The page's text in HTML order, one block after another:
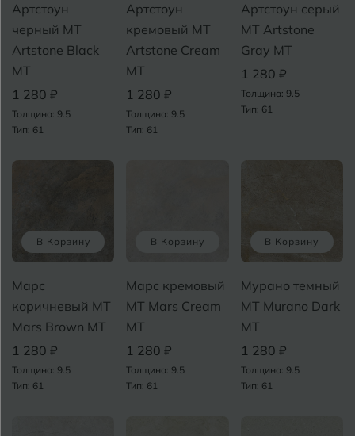
Артстоун
черный MT
Artstone Black
MT
1 280 ₽
Толщина: 9.5
Тип: 61
Артстоун
кремовый MT
Artstone Cream
MT
1 280 ₽
Толщина: 9.5
Тип: 61
Артстоун серый
MT Artstone
Gray MT
1 280 ₽
Толщина: 9.5
Тип: 61
В Корзину
Марс
коричневый MT
Mars Brown MT
1 280 ₽
Толщина: 9.5
Тип: 61
В Корзину
Марс кремовый
MT Mars Cream
MT
1 280 ₽
Толщина: 9.5
Тип: 61
В Корзину
Мурано темный
MT Murano Dark
MT
1 280 ₽
Толщина: 9.5
Тип: 61
Армавир
Белгород
Бугульма
Бугуруслан
Великий Новгород
Владимир
С